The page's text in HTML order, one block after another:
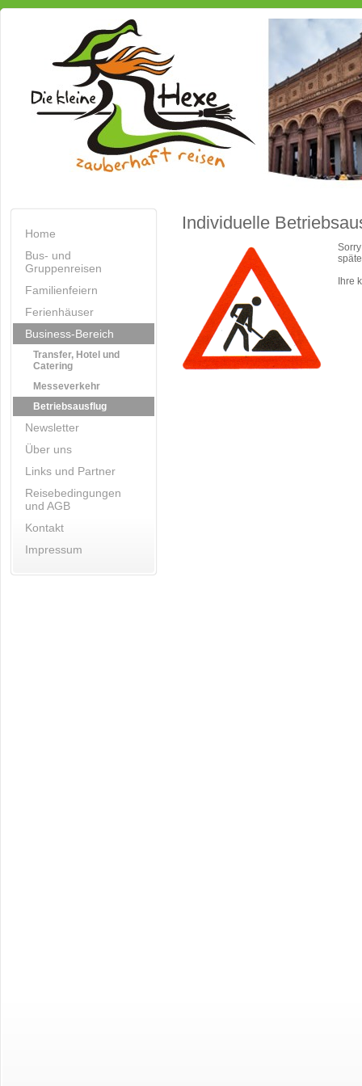
Home
Bus- und
Gruppenreisen
Familienfeiern
Ferienhäuser
Business-Bereich
Transfer, Hotel und
Catering
Messeverkehr
Betriebsausflug
Newsletter
Über uns
Links und Partner
Reisebedingungen
und AGB
Kontakt
Impressum
Individuelle
Ihre